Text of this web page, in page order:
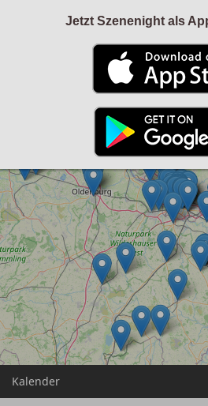
Kalender
Jetzt Szenenight als